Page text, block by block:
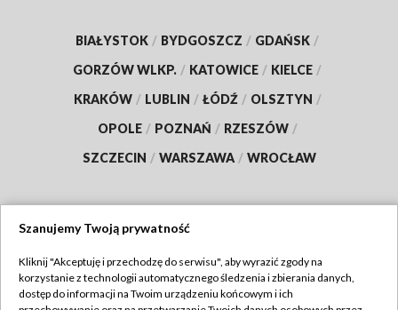
BIAŁYSTOK / BYDGOSZCZ / GDAŃSK /
GORZÓW WLKP. / KATOWICE / KIELCE /
KRAKÓW / LUBLIN / ŁÓDŹ / OLSZTYN /
OPOLE / POZNAŃ / RZESZÓW /
SZCZECIN / WARSZAWA / WROCŁAW
TVP
Szanujemy Twoją prywatność
Kliknij "Akceptuję i przechodzę do serwisu", aby wyrazić zgody na
korzystanie z technologii automatycznego śledzenia i zbierania danych,
dostęp do informacji na Twoim urządzeniu końcowym i ich